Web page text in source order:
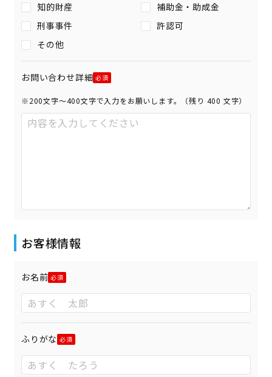
知的財産
補助金・助成金
刑事事件
許認可
その他
お問い合わせ詳細
※200文字〜400文字で入力をお願いします。（残り 400 文字）
お客様情報
お名前
ふりがな